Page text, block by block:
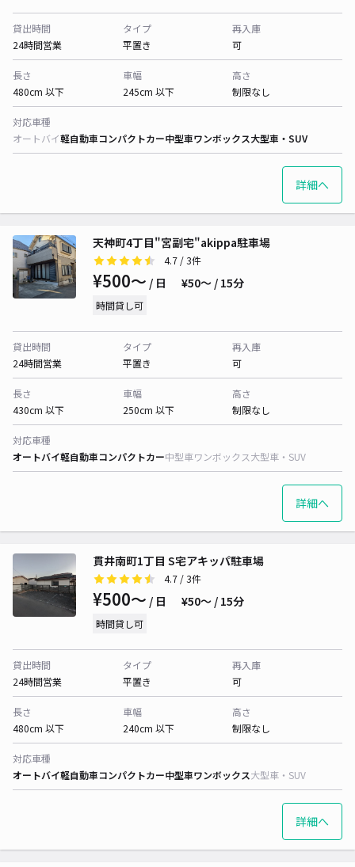
貸出時間
24時間営業
タイプ
平置き
再入庫
可
長さ
480cm 以下
車幅
245cm 以下
高さ
制限なし
対応車種
オートバイ軽自動車コンパクトカー中型車ワンボックス大型車・SUV
詳細へ
天神町4丁目"宮副宅"akippa駐車場
4.7 / 3件
¥500〜 / 日 ¥50〜 / 15分
時間貸し可
貸出時間
24時間営業
タイプ
平置き
再入庫
可
長さ
430cm 以下
車幅
250cm 以下
高さ
制限なし
対応車種
オートバイ軽自動車コンパクトカー中型車ワンボックス大型車・SUV
詳細へ
貫井南町1丁目 S宅アキッパ駐車場
4.7 / 3件
¥500〜 / 日 ¥50〜 / 15分
時間貸し可
貸出時間
24時間営業
タイプ
平置き
再入庫
可
長さ
480cm 以下
車幅
240cm 以下
高さ
制限なし
対応車種
オートバイ軽自動車コンパクトカー中型車ワンボックス大型車・SUV
詳細へ